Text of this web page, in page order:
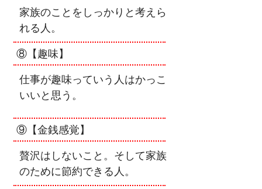
家族のことをしっかりと考えら
れる人。
⑧【趣味】
仕事が趣味っていう人はかっこ
いいと思う。
⑨【金銭感覚】
贅沢はしないこと。そして家族
のために節約できる人。